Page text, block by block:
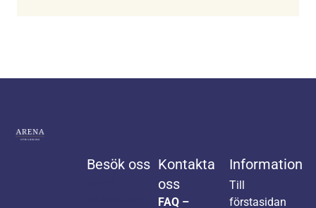
Besök oss Kontakta
oss
FAQ –
Information
Till
förstasidan